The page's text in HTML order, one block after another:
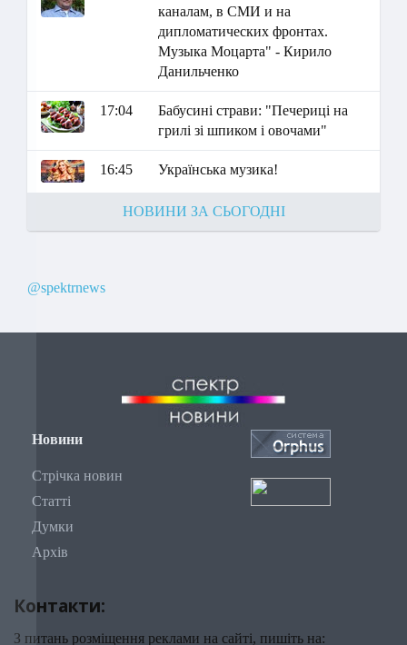
каналам, в СМИ и на
дипломатических фронтах.
Музыка Моцарта" - Кирило
Данильченко
17:04
Бабусині страви: "Печериці на
грилі зі шпиком і овочами"
16:45 Українська музика!
НОВИНИ ЗА СЬОГОДНІ
@spektrnews
Новини
Стрічка новин
Статті
Думки
Архів
Контакти:
З питань розміщення реклами на сайті, пишіть на: